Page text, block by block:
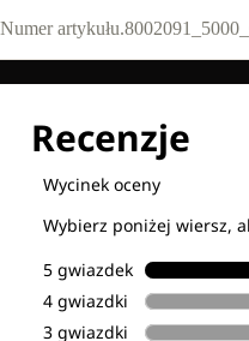
Numer artykułu.